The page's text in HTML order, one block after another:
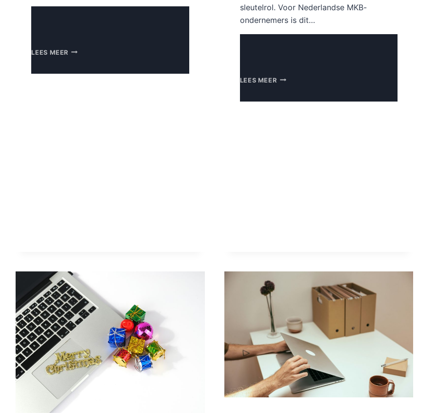
LEES MEER AVG-
sleutelrol. Voor Nederlandse MKB-
ondernemers is dit…
LEES MEEREUROSTACK: